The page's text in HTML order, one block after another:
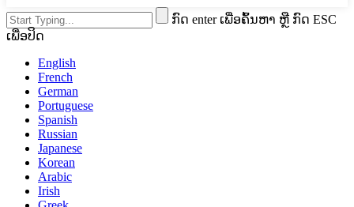
ກົດ enter ເພື່ອຄົ້ນຫາ ຫຼື ກົດ ESC
ເພື່ອປິດ
English
French
German
Portuguese
Spanish
Russian
Japanese
Korean
Arabic
Irish